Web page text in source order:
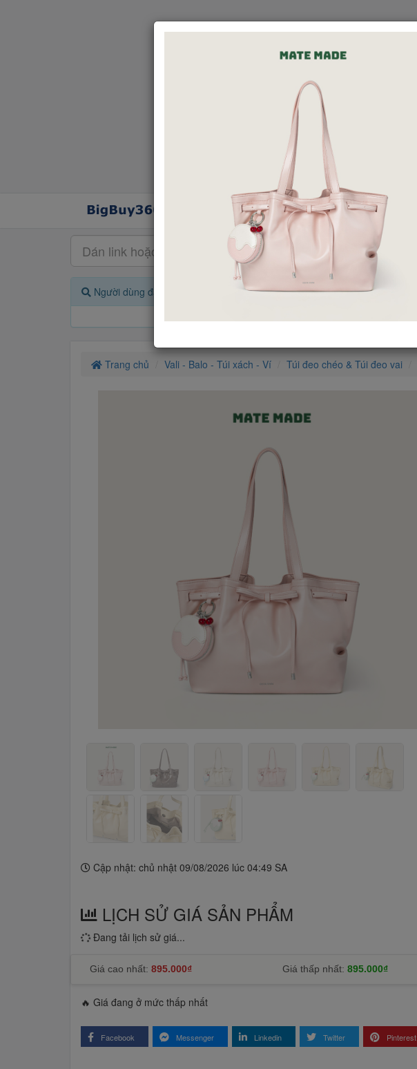
Người dùng đang quan tâm đến 🔥...
Trang chủ Vali - Balo - Túi xách - Ví Túi đeo chéo & Túi đeo vai
Cập nhật: chủ nhật 09/08/2026 lúc 04:49 SA
LỊCH SỬ GIÁ SẢN PHẨM
Đang tải lịch sử giá...
Giá cao nhất: 895.000₫ Giá thấp nhất: 895.000₫
🔥 Giá đang ở mức thấp nhất
Facebook Messenger Linkedin Twitter Pinterest